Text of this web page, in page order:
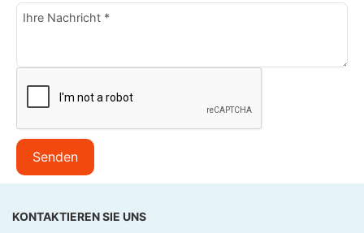
Senden
KONTAKTIEREN SIE UNS